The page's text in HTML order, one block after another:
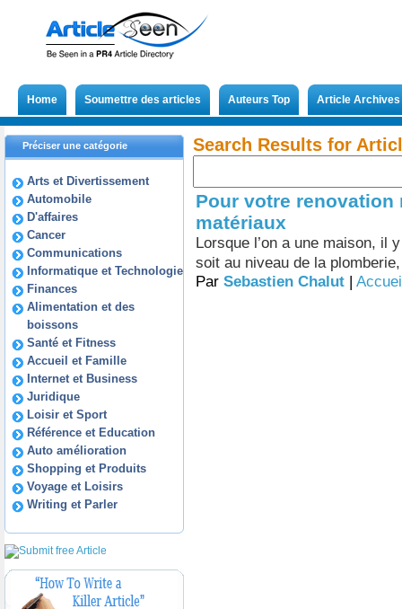
Home Soumettre des articles Auteurs Top Article Archives
Préciser une catégorie
Arts et Divertissement
Automobile
D'affaires
Cancer
Communications
Informatique et Technologie
Finances
Alimentation et des
boissons
Santé et Fitness
Accueil et Famille
Internet et Business
Juridique
Loisir et Sport
Référence et Education
Auto amélioration
Shopping et Produits
Voyage et Loisirs
Writing et Parler
Search Results for
Pour votre
matériaux
Lorsque l’on a une maison, il
soit au niveau de la
Par Sebastien Chalut |